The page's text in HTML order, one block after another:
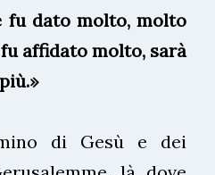
fu dato molto, molto
affidato molto, sarà
di Gesù e dei